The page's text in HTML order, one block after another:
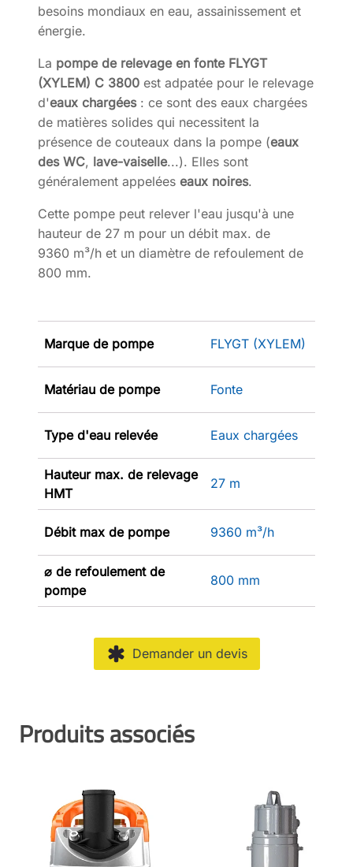
besoins mondiaux en eau, assainissement et
énergie.
La pompe de relevage en fonte FLYGT
(XYLEM) C 3800 est adpatée pour le relevage
d'eaux chargées: ce sont des eaux chargées
de matières solides qui necessitent la
présence de couteaux dans la pompe (eaux
des WC, lave-vaiselle...). Elles sont
généralement appelées eaux noires.
Cette pompe peut relever l'eau jusqu'à une
hauteur de 27 m pour un débit max. de
9360 m³/h et un diamètre de refoulement de
800 mm.
Marque de pompe FLYGT (XYLEM)
Matériau de pompe Fonte
Type d'eau relevée Eaux chargées
Hauteur max. de relevage
HMT
27 m
Débit max de pompe 9360 m³/h
⌀ de refoulement de
pompe
800 mm
Demander un devis
Produits associés